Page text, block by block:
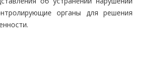
органы для решения